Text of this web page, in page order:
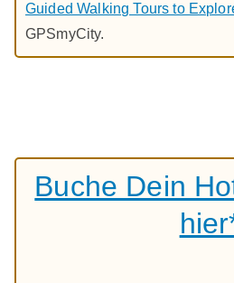
Guided Walking Tours to
GPSmyCity.
Buche Dein